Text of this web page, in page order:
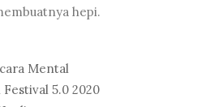
hepi.
Mental
5.0 2020